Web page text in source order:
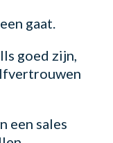
gaat.
goed zijn,
een sales